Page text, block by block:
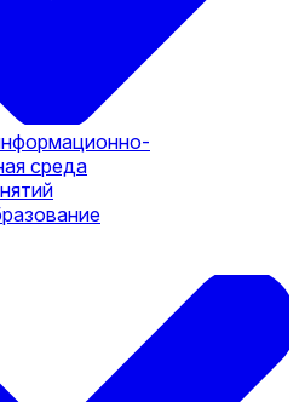
среда